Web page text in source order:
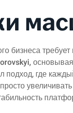
бизнеса
где